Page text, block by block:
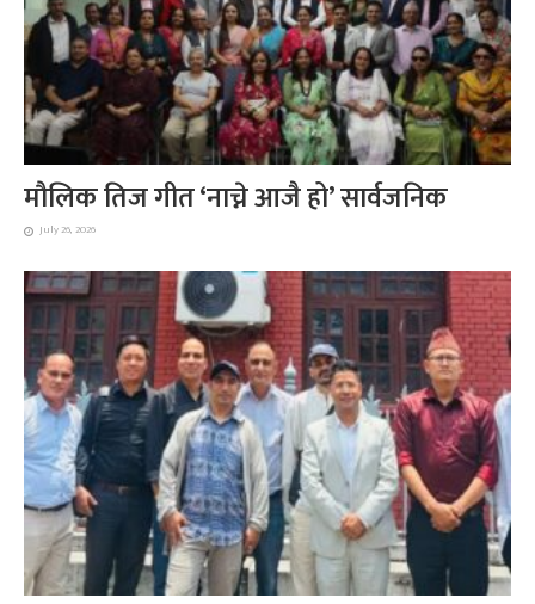
मौलिक तिज गीत ‘नाच्ने आजै हो’ सार्वजनिक
July 26, 2026